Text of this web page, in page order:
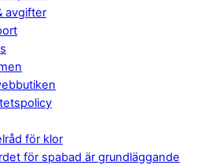
avgifter
för klor
för spabad är grundläggande